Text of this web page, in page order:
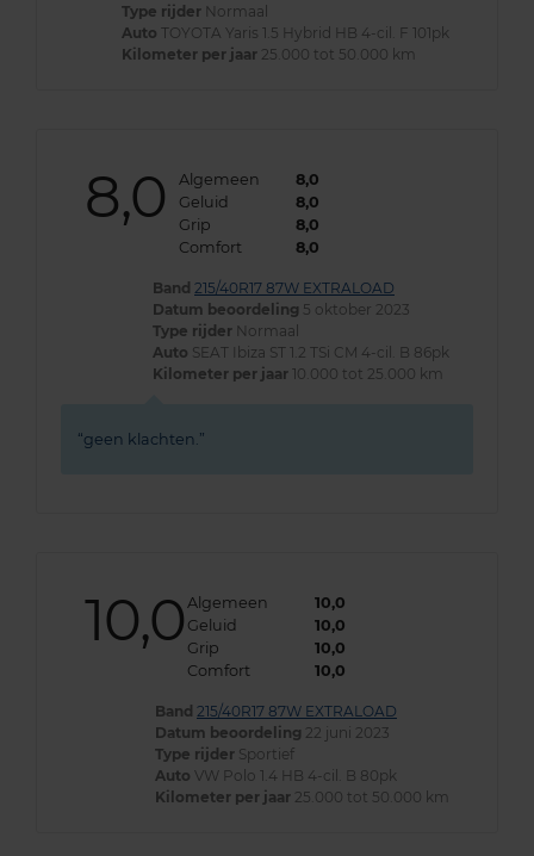
Type rijder Normaal
Auto TOYOTA Yaris 1.5 Hybrid HB 4-cil. F 101pk
Kilometer per jaar 25.000 tot 50.000 km
8,0 Algemeen
8,0
Geluid
8,0
Grip
8,0
Comfort
8,0
Band 215/40R17 87W EXTRALOAD
Datum beoordeling 5 oktober 2023
Type rijder Normaal
Auto SEAT Ibiza ST 1.2 TSi CM 4-cil. B 86pk
Kilometer per jaar 10.000 tot 25.000 km
geen klachten.
10,0 Algemeen
10,0
Geluid
10,0
Grip
10,0
Comfort
10,0
Band 215/40R17 87W EXTRALOAD
Datum beoordeling 22 juni 2023
Type rijder Sportief
Auto VW Polo 1.4 HB 4-cil. B 80pk
Kilometer per jaar 25.000 tot 50.000 km